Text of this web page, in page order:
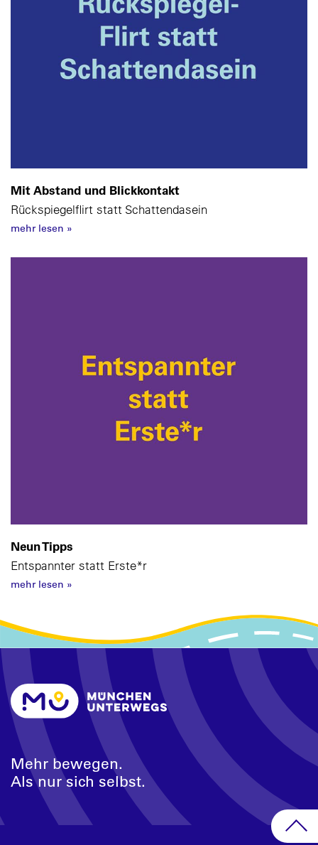
Mit Abstand und Blickkontakt
Rückspiegelflirt statt Schattendasein
mehr lesen »
Neun Tipps
Entspannter statt Erste*r
mehr lesen »
Mehr bewegen.
Als nur sich selbst.